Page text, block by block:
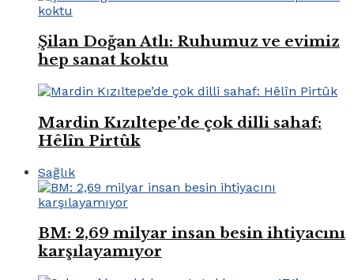
Şilan Doğan Atlı: Ruhumuz ve evimiz
hep sanat koktu
Mardin Kızıltepe’de çok dilli sahaf:
Hêlîn Pirtûk
Sağlık
BM: 2,69 milyar insan besin ihtiyacını
karşılayamıyor